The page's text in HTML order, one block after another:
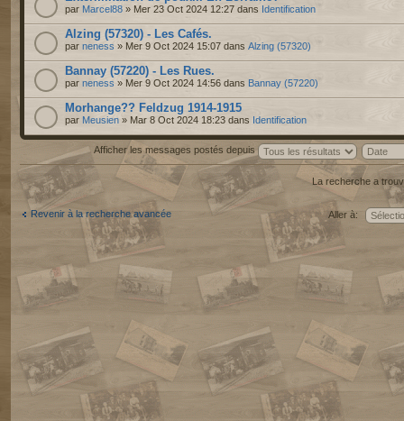
par Marcel88 » Mer 23 Oct 2024 12:27 dans Identification
Alzing (57320) - Les Cafés.
par neness » Mer 9 Oct 2024 15:07 dans Alzing (57320)
Bannay (57220) - Les Rues.
par neness » Mer 9 Oct 2024 14:56 dans Bannay (57220)
Morhange?? Feldzug 1914-1915
par Meusien » Mar 8 Oct 2024 18:23 dans Identification
Afficher les messages postés depuis
La recherche a
Revenir à la recherche avancée Aller à: